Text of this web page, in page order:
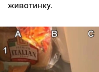
животинку.